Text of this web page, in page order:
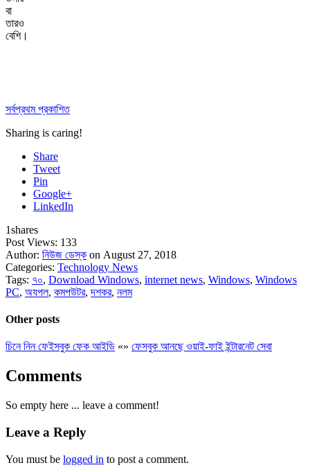
বা
তারও
বেশি।
সর্বপ্রথম প্রকাশিত
Sharing is caring!
Share
Tweet
Pin
Google+
LinkedIn
1shares
Post Views: 133
Author: নিউজ ডেস্ক on August 27, 2018
Categories: Technology News
Tags: ৭০, Download Windows, internet news, Windows, Windows
PC, অযপল, কমপউটর,দশকর, নলম
Other posts
চিনে নিন ফেইসবুক ফেক আইডি «» ফেসবুক আনছে ওয়াই-ফাই ইন্টারনেট সেবা
Comments
So empty here ... leave a comment!
Leave a Reply
You must be logged in to post a comment.